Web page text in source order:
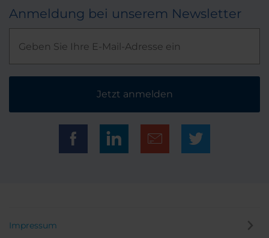
Anmeldung bei unserem Newsletter
Jetzt anmelden
Impressum